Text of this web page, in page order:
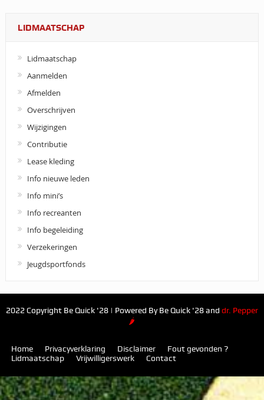
LIDMAATSCHAP
Lidmaatschap
Aanmelden
Afmelden
Overschrijven
Wijzigingen
Contributie
Lease kleding
Info nieuwe leden
Info mini’s
Info recreanten
Info begeleiding
Verzekeringen
Jeugdsportfonds
2022 Copyright Be Quick '28 | Powered By Be Quick '28 and dr. Pepper
🌶
Home Privacyverklaring Disclaimer
Fout gevonden ?
Lidmaatschap
Vrijwilligerswerk Contact